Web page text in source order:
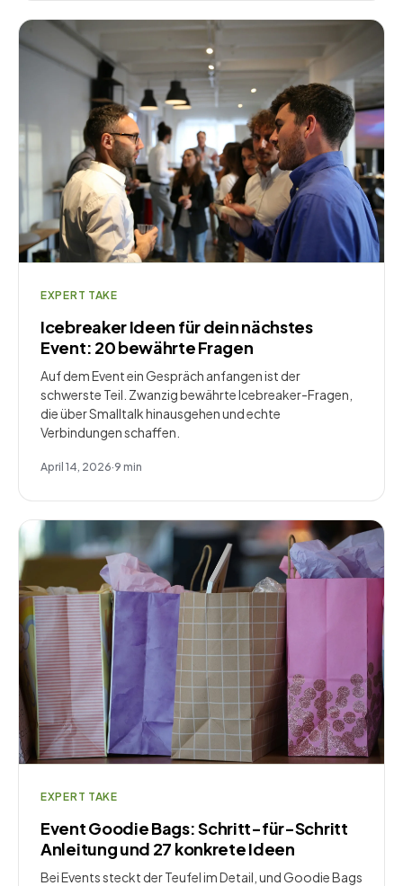
EXPERT TAKE
Icebreaker Ideen für dein nächstes
Event: 20 bewährte Fragen
Auf dem Event ein Gespräch anfangen ist der
schwerste Teil. Zwanzig bewährte Icebreaker-Fragen,
die über Smalltalk hinausgehen und echte
Verbindungen schaffen.
April 14, 2026·9 min
EXPERT TAKE
Event Goodie Bags: Schritt-für-Schritt
Anleitung und 27 konkrete Ideen
Bei Events steckt der Teufel im Detail, und Goodie Bags